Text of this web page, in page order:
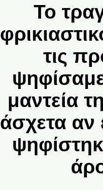
Το
τις
μαντεία
άσχετα αν